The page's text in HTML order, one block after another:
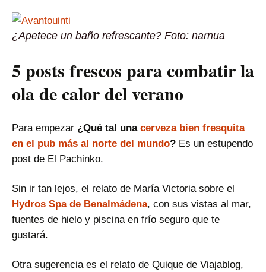
¿Apetece un baño refrescante? Foto: narnua
5 posts frescos para combatir la
ola de calor del verano
Para empezar ¿Qué tal una cerveza bien fresquita
en el pub más al norte del mundo? Es un estupendo
post de El Pachinko.
Sin ir tan lejos, el relato de María Victoria sobre el
Hydros Spa de Benalmádena, con sus vistas al mar,
fuentes de hielo y piscina en frío seguro que te
gustará.
Otra sugerencia es el relato de Quique de Viajablog,